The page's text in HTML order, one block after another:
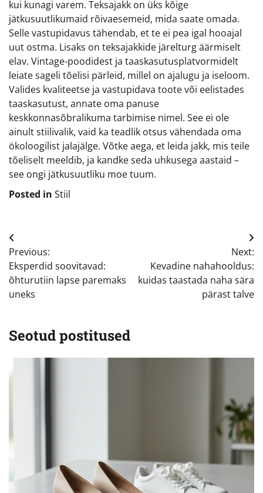
kui kunagi varem. Teksajakk on üks kõige
jätkusuutlikumaid rõivaesemeid, mida saate omada.
Selle vastupidavus tähendab, et te ei pea igal hooajal
uut ostma. Lisaks on teksajakkide järelturg äärmiselt
elav. Vintage-poodidest ja taaskasutusplatvormidelt
leiate sageli tõelisi pärleid, millel on ajalugu ja iseloom.
Valides kvaliteetse ja vastupidava toote või eelistades
taaskasutust, annate oma panuse
keskkonnasõbralikuma tarbimise nimel. See ei ole
ainult stiilivalik, vaid ka teadlik otsus vähendada oma
ökoloogilist jalajälge. Võtke aega, et leida jakk, mis teile
tõeliselt meeldib, ja kandke seda uhkusega aastaid –
see ongi jätkusuutliku moe tuum.
Posted in Stiil
Navigeerimine
Previous:
Eksperdid soovitavad:
õhturutiin lapse paremaks
uneks
Next:
Kevadine nahahooldus:
kuidas taastada naha sära
pärast talve
Seotud postitused